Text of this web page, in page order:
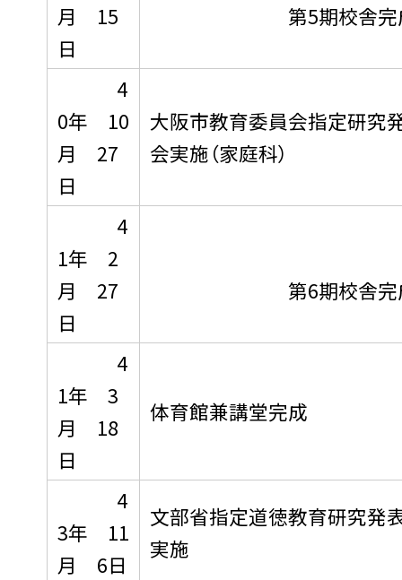
月 15
日
第5期校舎完
4
0年 10
月 27
日
大阪市教育委員会指定研究
会実施（家庭科）
4
1年 2
月 27
日
第6期校舎完
4
1年 3
月 18
日
体育館兼講堂完成
4
3年 11
月 6日
文部省指定道徳教育研究発
実施